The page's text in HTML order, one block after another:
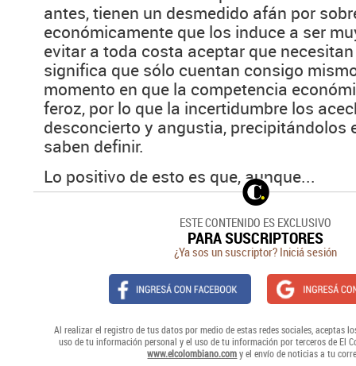
antes, tienen un desmedido afán por
económicamente que los induce a ser
evitar a toda costa aceptar que
significa que sólo cuentan consigo
momento en que la competencia
feroz, por lo que la incertidumbre los
desconcierto y angustia, precipitándolos
saben definir.
Lo positivo de esto es que, aunque...
ESTE CONTENIDO ES EXCLUSIVO
PARA SUSCRIPTORES
¿Ya sos un suscriptor? Iniciá sesión
Al realizar el registro de tus datos por medio de estas redes sociales, aceptas
uso de tu información personal y el uso de tu información por terceros de El
www.elcolombiano.comy el envío de noticias a tu